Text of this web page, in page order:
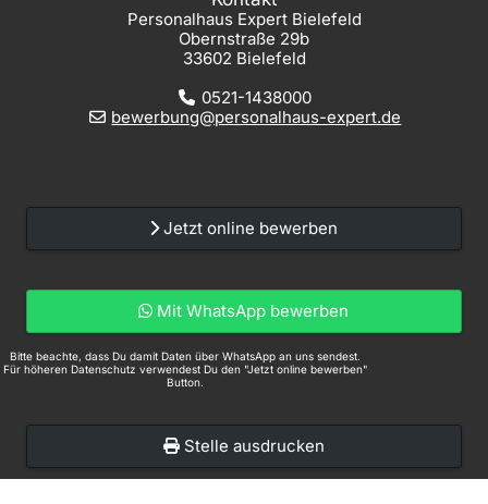
Personalhaus Expert Bielefeld
Obernstraße 29b
33602 Bielefeld
0521-1438000
bewerbung@personalhaus-expert.de
Jetzt online bewerben
Mit WhatsApp bewerben
Bitte beachte, dass Du damit Daten über WhatsApp an uns sendest.
Für höheren Datenschutz verwendest Du den "Jetzt online bewerben"
Button.
Stelle ausdrucken